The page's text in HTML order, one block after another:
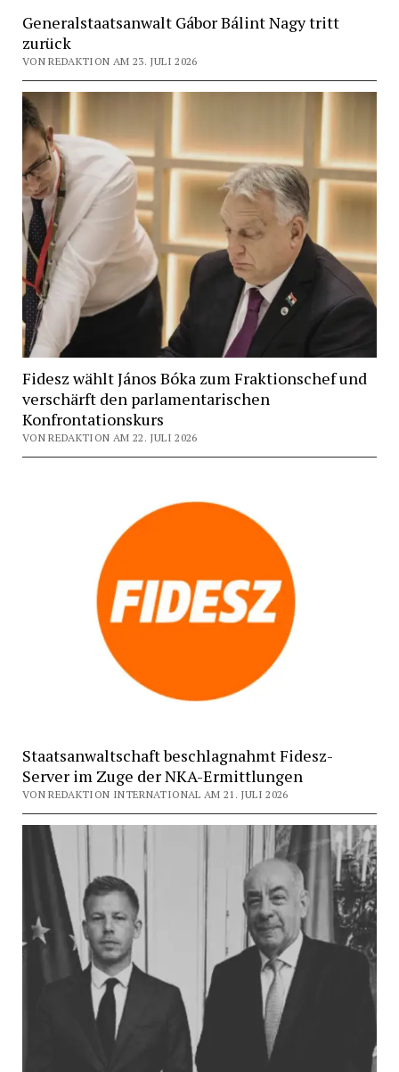
Generalstaatsanwalt Gábor Bálint Nagy tritt
zurück
VON REDAKTION AM 23. JULI 2026
Fidesz wählt János Bóka zum Fraktionschef und
verschärft den parlamentarischen
Konfrontationskurs
VON REDAKTION AM 22. JULI 2026
Staatsanwaltschaft beschlagnahmt Fidesz-
Server im Zuge der NKA-Ermittlungen
VON REDAKTION INTERNATIONAL AM 21. JULI 2026